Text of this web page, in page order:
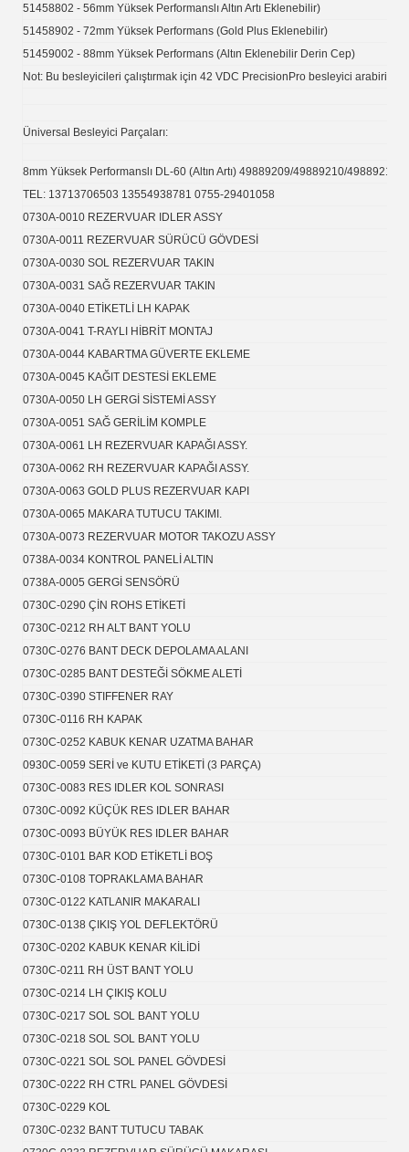
51458802 - 56mm Yüksek Performanslı Altın Artı Eklenebilir)
51458902 - 72mm Yüksek Performans (Gold Plus Eklenebilir)
51459002 - 88mm Yüksek Performans (Altın Eklenebilir Derin Cep)
Not: Bu besleyicileri çalıştırmak için 42 VDC PrecisionPro besleyici arabirimi
Üniversal Besleyici Parçaları:
8mm Yüksek Performanslı DL-60 (Altın Artı) 49889209/49889210/
TEL: 13713706503 13554938781 0755-29401058
0730A-0010 REZERVUAR IDLER ASSY
0730A-0011 REZERVUAR SÜRÜCÜ GÖVDESİ
0730A-0030 SOL REZERVUAR TAKIN
0730A-0031 SAĞ REZERVUAR TAKIN
0730A-0040 ETİKETLİ LH KAPAK
0730A-0041 T-RAYLI HİBRİT MONTAJ
0730A-0044 KABARTMA GÜVERTE EKLEME
0730A-0045 KAĞIT DESTESİ EKLEME
0730A-0050 LH GERGİ SİSTEMİ ASSY
0730A-0051 SAĞ GERİLİM KOMPLE
0730A-0061 LH REZERVUAR KAPAĞI ASSY.
0730A-0062 RH REZERVUAR KAPAĞI ASSY.
0730A-0063 GOLD PLUS REZERVUAR KAPI
0730A-0065 MAKARA TUTUCU TAKIMI.
0730A-0073 REZERVUAR MOTOR TAKOZU ASSY
0738A-0034 KONTROL PANELİ ALTIN
0738A-0005 GERGİ SENSÖRÜ
0730C-0290 ÇİN ROHS ETİKETİ
0730C-0212 RH ALT BANT YOLU
0730C-0276 BANT DECK DEPOLAMA ALANI
0730C-0285 BANT DESTEĞİ SÖKME ALETİ
0730C-0390 STIFFENER RAY
0730C-0116 RH KAPAK
0730C-0252 KABUK KENAR UZATMA BAHAR
0930C-0059 SERİ ve KUTU ETİKETİ (3 PARÇA)
0730C-0083 RES IDLER KOL SONRASI
0730C-0092 KÜÇÜK RES IDLER BAHAR
0730C-0093 BÜYÜK RES IDLER BAHAR
0730C-0101 BAR KOD ETİKETLİ BOŞ
0730C-0108 TOPRAKLAMA BAHAR
0730C-0122 KATLANIR MAKARALI
0730C-0138 ÇIKIŞ YOL DEFLEKTÖRÜ
0730C-0202 KABUK KENAR KİLİDİ
0730C-0211 RH ÜST BANT YOLU
0730C-0214 LH ÇIKIŞ KOLU
0730C-0217 SOL SOL BANT YOLU
0730C-0218 SOL SOL BANT YOLU
0730C-0221 SOL SOL PANEL GÖVDESİ
0730C-0222 RH CTRL PANEL GÖVDESİ
0730C-0229 KOL
0730C-0232 BANT TUTUCU TABAK